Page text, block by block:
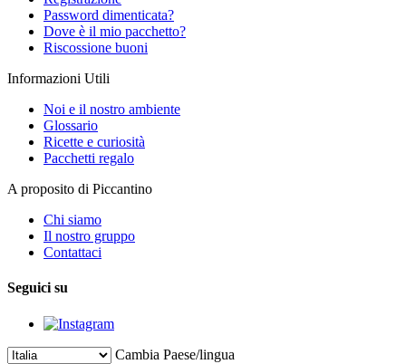
Password dimenticata?
Dove è il mio pacchetto?
Riscossione buoni
Informazioni Utili
Noi e il nostro ambiente
Glossario
Ricette e curiosità
Pacchetti regalo
A proposito di Piccantino
Chi siamo
Il nostro gruppo
Contattaci
Seguici su
Cambia Paese/lingua